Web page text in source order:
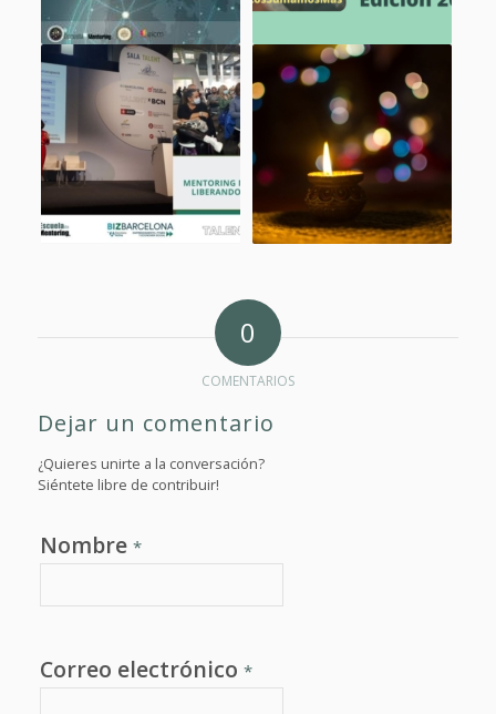
0
COMENTARIOS
Dejar un comentario
¿Quieres unirte a la conversación?
Siéntete libre de contribuir!
Nombre *
Correo electrónico *